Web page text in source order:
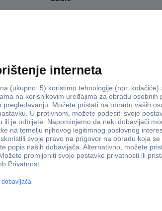
1 Stück(e)
kabel [1x muški konektor toslink